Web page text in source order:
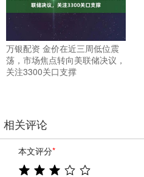
万银配资 金价在近三周低位震
荡，市场焦点转向美联储决议，
关注3300关口支撑
相关评论
本文评分*